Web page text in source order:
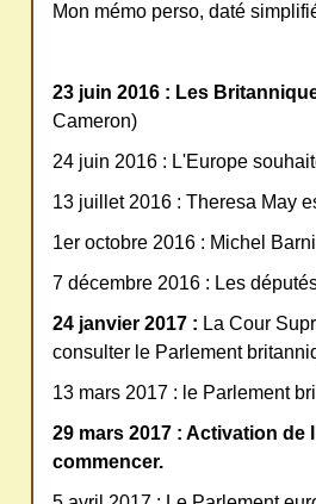
Mon mémo perso, daté
23 juin 2016 : Les
Cameron)
24 juin 2016 : L'Europe
13 juillet 2016 : Theresa May
1er octobre 2016 : Michel
7 décembre 2016 : Les
24 janvier 2017 : La Cour
consulter le Parlement
13 mars 2017 : le Parlement
29 mars 2017 : Activation de
commencer.